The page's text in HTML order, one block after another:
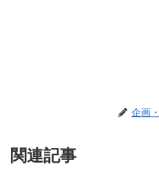
企画
関連記事